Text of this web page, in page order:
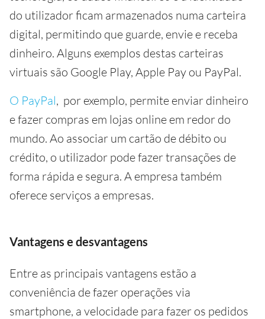
do utilizador ficam armazenados numa carteira
digital, permitindo que guarde, envie e receba
dinheiro. Alguns exemplos destas carteiras
virtuais são Google Play, Apple Pay ou PayPal.
O PayPal, por exemplo, permite enviar dinheiro
e fazer compras em lojas online em redor do
mundo. Ao associar um cartão de débito ou
crédito, o utilizador pode fazer transações de
forma rápida e segura. A empresa também
oferece serviços a empresas.
Vantagens e desvantagens
Entre as principais vantagens estão a
conveniência de fazer operações via
smartphone, a velocidade para fazer os pedidos